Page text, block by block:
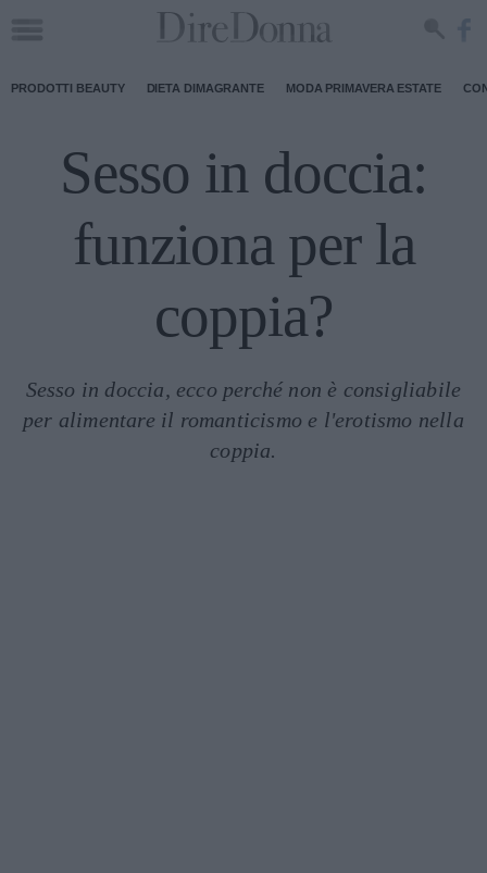
PRODOTTI BEAUTY DIETA DIMAGRANTE MODA PRIMAVERA ESTATE
Sesso in doccia:
funziona per la
coppia?
Sesso in doccia, ecco perché non è consigliabile
per alimentare il romanticismo e l'erotismo nella
coppia.